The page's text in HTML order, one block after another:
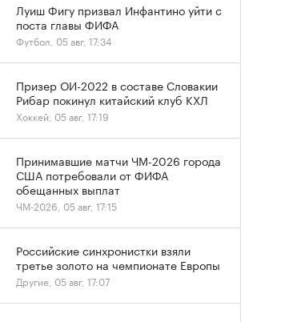
Луиш Фигу призвал Инфантино уйти с
поста главы ФИФА
Футбол, 05 авг, 17:34
Призер ОИ-2022 в составе Словакии
Рибар покинул китайский клуб КХЛ
Хоккей, 05 авг, 17:19
Принимавшие матчи ЧМ-2026 города
США потребовали от ФИФА
обещанных выплат
ЧМ-2026, 05 авг, 17:15
Российские синхронистки взяли
третье золото на чемпионате Европы
Другие, 05 авг, 17:07